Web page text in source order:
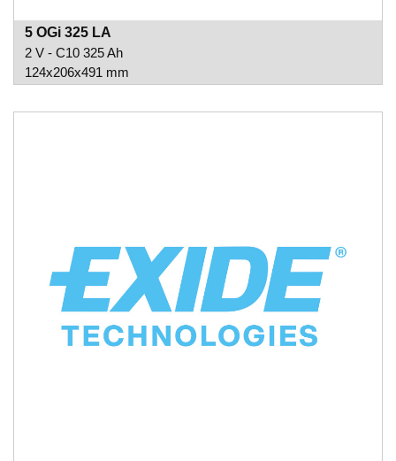
5 OGi 325 LA
2 V - C10 325 Ah
124x206x491 mm